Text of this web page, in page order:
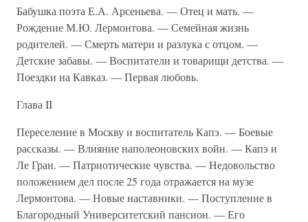
Бабушка поэта Е.А. Арсеньева. — Отец и мать. —
Рождение М.Ю. Лермонтова. — Семейная жизнь
родителей. — Смерть матери и разлука с отцом. —
Детские забавы. — Воспитатели и товарищи детства. —
Поездки на Кавказ. — Первая любовь.
Глава II
Переселение в Москву и воспитатель Капэ. — Боевые
рассказы. — Влияние наполеоновских войн. — Капэ и
Ле Гран. — Патриотические чувства. — Недовольство
положением дел после 25 года отражается на музе
Лермонтова. — Новые наставники. — Поступление в
Благородный Университетский пансион. — Его